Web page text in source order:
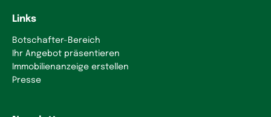
Links
Botschafter-Bereich
Ihr Angebot präsentieren
Immobilienanzeige erstellen
Presse